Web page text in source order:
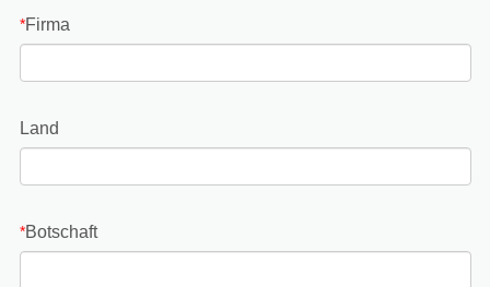
*Firma
Land
*Botschaft